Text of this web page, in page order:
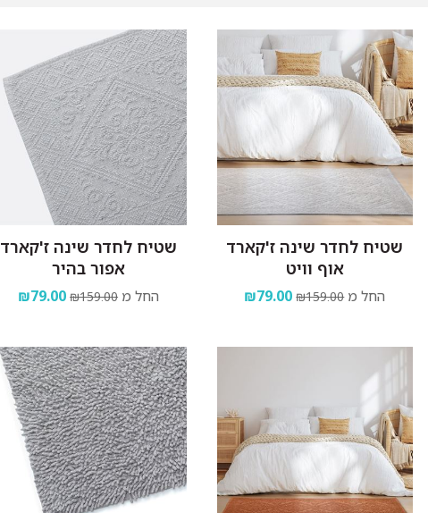
שטיח לחדר שינה ז'קארד
אוף וויט
החל מ ₪159.00
₪79.00
שטיח לחדר שינה ז'קארד
אפור בהיר
החל מ ₪159.00
₪79.00